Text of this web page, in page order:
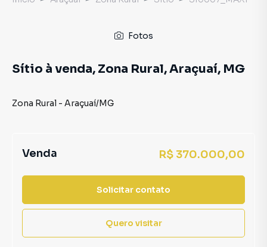
Fotos
Sítio à venda, Zona Rural, Araçuaí, MG
Zona Rural - Araçuaí/MG
Venda R$ 370.000,00
Solicitar contato
Quero visitar